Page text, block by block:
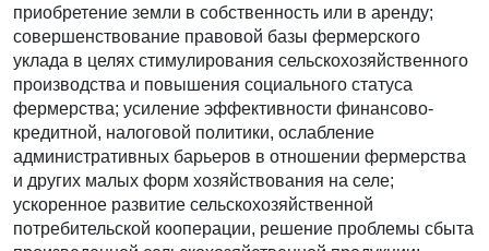
приобретение земли в собственность или в аренду;
совершенствование правовой базы фермерского
уклада в целях стимулирования сельскохозяйственного
производства и повышения социального статуса
фермерства; усиление эффективности финансово-
кредитной, налоговой политики, ослабление
административных барьеров в отношении фермерства
и других малых форм хозяйствования на селе;
ускоренное развитие сельскохозяйственной
потребительской кооперации, решение проблемы сбыта